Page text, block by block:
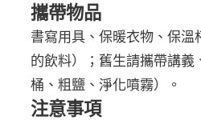
攜帶物品
書寫用具、保暖衣物、保溫
的飲料）；舊生請攜帶講義
桶、粗鹽、淨化噴霧）。
注意事項